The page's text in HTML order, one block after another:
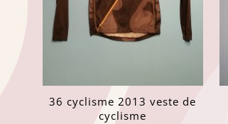
36 cyclisme 2013 veste de
cyclisme